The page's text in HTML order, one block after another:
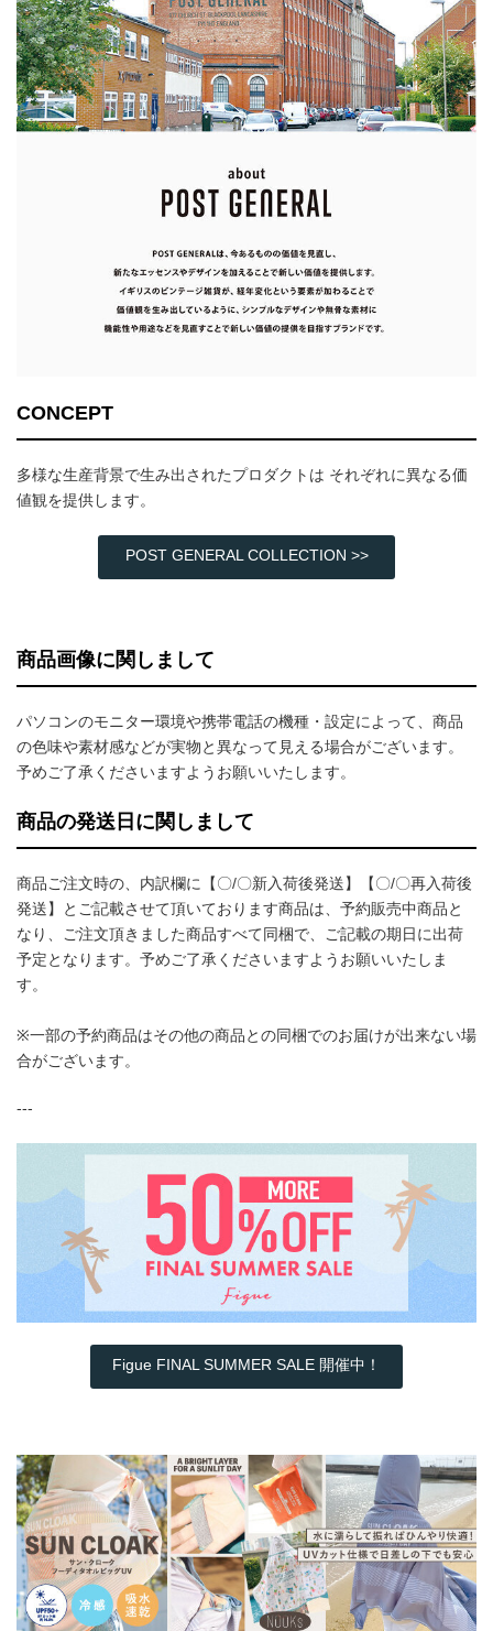
CONCEPT
多様な生産背景で生み出されたプロダクトは それぞれに異なる価
値観を提供します。
POST GENERAL COLLECTION >>
商品画像に関しまして
パソコンのモニター環境や携帯電話の機種・設定によって、商品
の色味や素材感などが実物と異なって見える場合がございます。
予めご了承くださいますようお願いいたします。
商品の発送日に関しまして
商品ご注文時の、内訳欄に【〇/〇新入荷後発送】【〇/〇再入荷後
発送】とご記載させて頂いております商品は、予約販売中商品と
なり、ご注文頂きました商品すべて同梱で、ご記載の期日に出荷
予定となります。予めご了承くださいますようお願いいたしま
す。
※一部の予約商品はその他の商品との同梱でのお届けが出来ない場
合がございます。
---
Figue FINAL SUMMER SALE 開催中！